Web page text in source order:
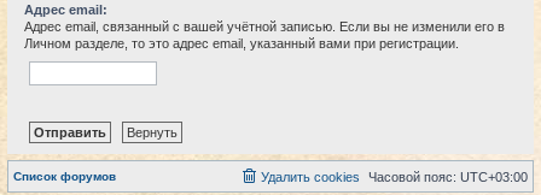
Адрес email:
Адрес email, связанный с вашей учётной записью. Если вы не изменили его в
Личном разделе, то это адрес email, указанный вами при регистрации.
Список форумов Часовой пояс: UTC+03:00
Удалить cookies